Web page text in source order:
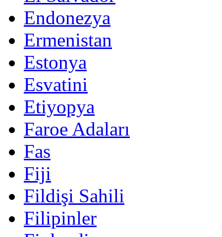
Endonezya
Ermenistan
Estonya
Esvatini
Etiyopya
Faroe Adaları
Fas
Fiji
Fildişi Sahili
Filipinler